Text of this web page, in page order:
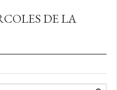
DE LA